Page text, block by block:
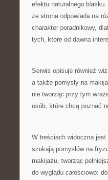
efektu naturalnego
że strona odpowiada na
charakter poradnikowy,
tych, które od dawna
Serwis opisuje również
a także pomysły na
nie tworząc przy tym
osób, które chcą poznać
W treściach widoczna
szukają pomysłów na
makijażu, tworząc
do wyglądu całościowo: